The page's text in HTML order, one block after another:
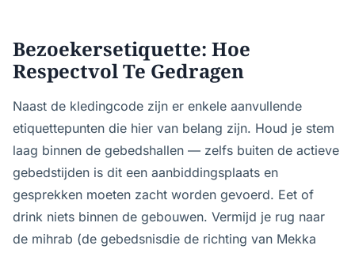
Bezoekersetiquette: Hoe
Respectvol Te Gedragen
Naast de kledingcode zijn er enkele aanvullende
etiquettepunten die hier van belang zijn. Houd je stem
laag binnen de gebedshallen — zelfs buiten de actieve
gebedstijden is dit een aanbiddingsplaats en
gesprekken moeten zacht worden gevoerd. Eet of
drink niets binnen de gebouwen. Vermijd je rug naar
de mihrab (de gebedsnisdie de richting van Mekka